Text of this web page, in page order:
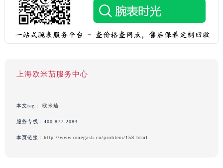
上海欧米茄服务中心
本文tag： 欧米茄
服务专线： 400-877-2083
本页链接： http://www.omegash.cn/problem/158.html